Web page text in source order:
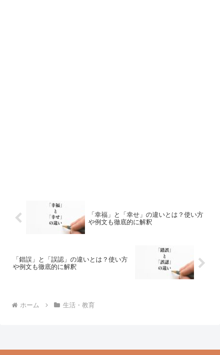
「幸福」と「幸せ」の違いとは？使い方
や例文も徹底的に解釈
「錯誤」と「誤認」の違いとは？使い方
や例文も徹底的に解釈
ホーム 生活・教育